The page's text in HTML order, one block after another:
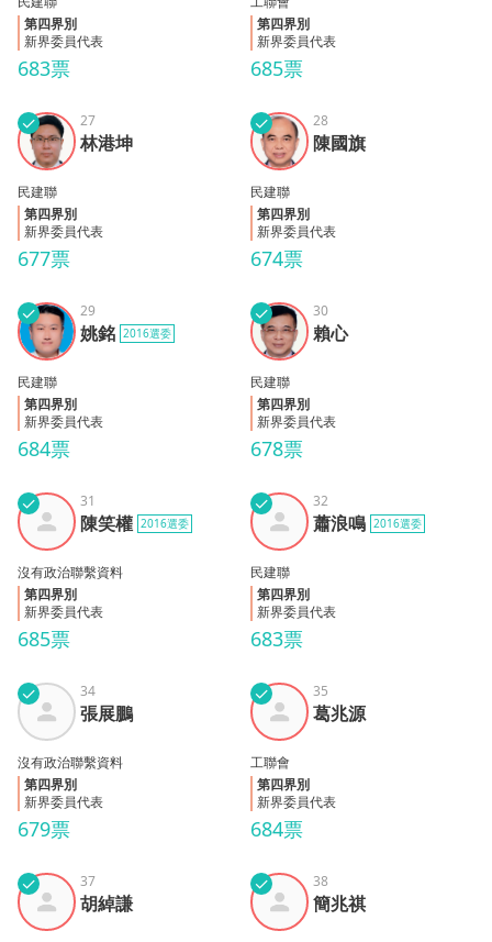
683票
第四界別
新界委員代表
685票
第四界別
新界委員代表
林港
坤
✓
677票
27
林港坤
民建聯
第四界別
新界委員代表
陳國
旗
✓
674票
28
陳國旗
民建聯
第四界別
新界委員代表
姚銘
✓
684票
29
姚銘 2016選委
民建聯
第四界別
新界委員代表
賴心
✓
678票
30
賴心
民建聯
第四界別
新界委員代表
陳笑
權
✓
685票
31
陳笑權 2016選委
沒有政治聯繫資料
第四界別
新界委員代表
蕭浪
鳴
✓
683票
32
蕭浪鳴 2016選委
民建聯
第四界別
新界委員代表
張展
鵬
✓
679票
34
張展鵬
沒有政治聯繫資料
第四界別
新界委員代表
葛兆
源
✓
684票
35
葛兆源
工聯會
第四界別
新界委員代表
胡綽
謙
✓ 37
胡綽謙
簡兆
祺
✓ 38
簡兆祺